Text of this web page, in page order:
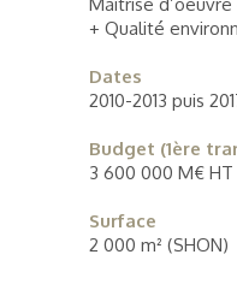
+ Qualité
Dates
2010-2013 puis
Budget (1ère
3 600 000 M€ HT
Surface
2 000 m² (SHON)